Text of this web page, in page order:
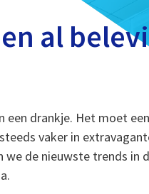
al
drankje. Het moet
vaker in
we de nieuwste trends in